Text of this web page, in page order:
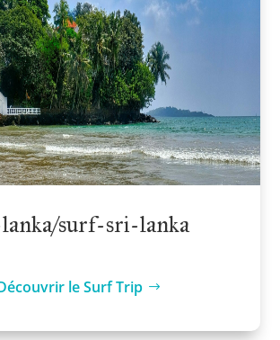
surf-sri-lanka
le Surf Trip